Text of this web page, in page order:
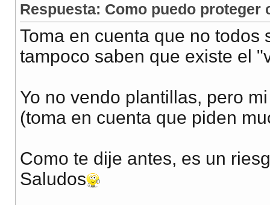
Respuesta: Como puedo
Toma en cuenta que no
tampoco saben que existe el
Yo no vendo plantillas, pero
(toma en cuenta que piden
Como te dije antes, es un
Saludos